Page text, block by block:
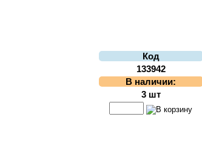
Код
133942
В наличии:
3 шт